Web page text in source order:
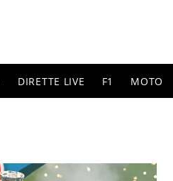
DIRETTE LIVE F1 MOTO